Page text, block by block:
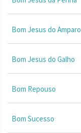
Bom Jesus do Amparo
Bom Jesus do Galho
Bom Repouso
Bom Sucesso